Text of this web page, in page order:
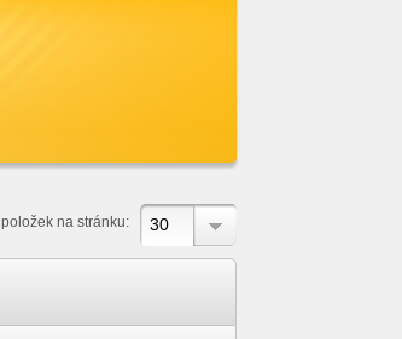
položek na stránku: 30